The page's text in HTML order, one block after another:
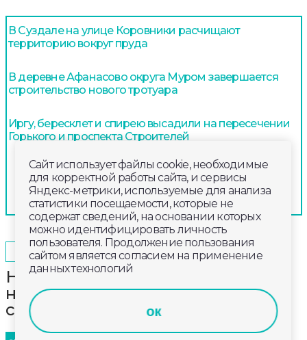
В Суздале на улице Коровники расчищают
территорию вокруг пруда
В деревне Афанасово округа Муром завершается
строительство нового тротуара
Иргу, бересклет и спирею высадили на пересечении
Горького и проспекта Строителей
ОБЩЕСТВО 2025-07-02 16:00
На портале «Госуслуги» появился
новый сервис по оформлению
социальных вкладов и счетов
Сайт использует файлы cookie, необходимые
для корректной работы сайта, и сервисы
Яндекс-метрики, используемые для анализа
статистики посещаемости, которые не
содержат сведений, на основании которых
можно идентифицировать личность
пользователя. Продолжение пользования
сайтом является согласием на применение
данных технологий
ок